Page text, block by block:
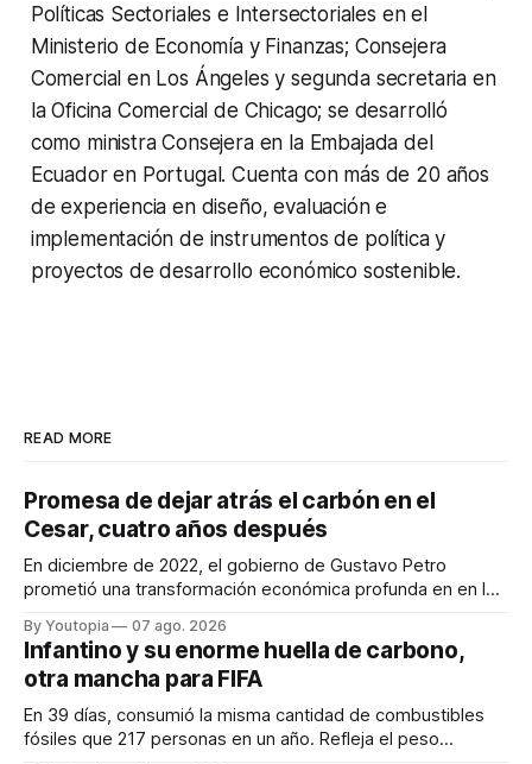
Políticas Sectoriales e Intersectoriales en el
Ministerio de Economía y Finanzas; Consejera
Comercial en Los Ángeles y segunda secretaria en
la Oficina Comercial de Chicago; se desarrolló
como ministra Consejera en la Embajada del
Ecuador en Portugal. Cuenta con más de 20 años
de experiencia en diseño, evaluación e
implementación de instrumentos de política y
proyectos de desarrollo económico sostenible.
READ MORE
Promesa de dejar atrás el carbón en el
Cesar, cuatro años después
En diciembre de 2022, el gobierno de Gustavo Petro
prometió una transformación económica profunda en en la
By Youtopia 07 ago. 2026
Infantino y su enorme huella de carbono,
otra mancha para FIFA
En 39 días, consumió la misma cantidad de combustibles
fósiles que 217 personas en un año. Refleja el peso